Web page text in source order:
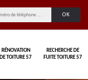
RÉNOVATION
DE TOITURE 57
RECHERCHE DE
FUITE TOITURE 57